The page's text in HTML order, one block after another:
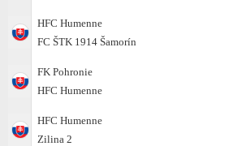
HFC Humenne
FC ŠTK 1914 Šamorín
FK Pohronie
HFC Humenne
HFC Humenne
Zilina 2